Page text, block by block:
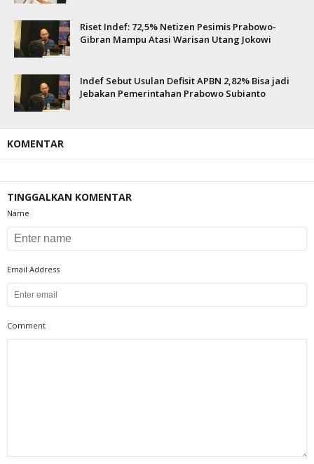
Riset Indef: 72,5% Netizen Pesimis Prabowo-
Gibran Mampu Atasi Warisan Utang Jokowi
Indef Sebut Usulan Defisit APBN 2,82% Bisa jadi
Jebakan Pemerintahan Prabowo Subianto
KOMENTAR
TINGGALKAN KOMENTAR
Name
Email Address
Comment